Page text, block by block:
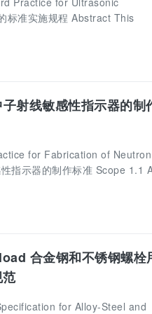
标准实施规程 Abstract This
射线敏感性指示器的制
for Fabrication of Neutron
指示器的制作标准 Scope 1.1
合金钢和不锈钢螺栓
for Alloy-Steel and